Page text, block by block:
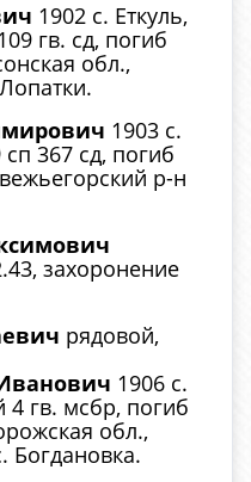
1902 с. Еткуль,
гв. сд, погиб
обл.,
1903 с.
367 сд, погиб
р-н
захоронение
рядовой,
1906 с.
4 гв. мсбр, погиб
обл.,
Богдановка.